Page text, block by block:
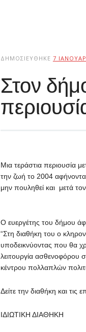
ΔΗΜΟΣΙΕΎΘΗΚΕ 7
Στον
Μια τεράστια περιουσία
την ζωή το 2004
μην πουληθεί και μετά
Ο ευεργέτης του δήμου
“Στη διαθήκη του ο
υποδεικνύοντας που θα
λειτουργία ασθενοφόρου
κέντρου πολλαπλών
Δείτε την διαθήκη και τις
ΙΔΙΩΤΙΚΗ ΔΙΑΘΗΚΗ